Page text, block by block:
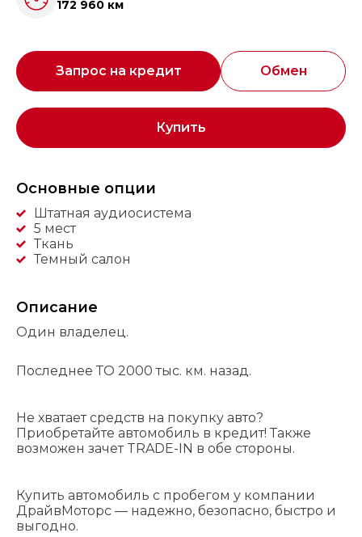
172 960 км
Запрос на кредит Обмен
Купить
Основные опции
Штатная аудиосистема
5 мест
Ткань
Темный салон
Описание
Один владелец.
Последнее ТО 2000 тыс. км. назад.
Не хватает средств на покупку авто?
Приобретайте автомобиль в кредит! Также
возможен зачет TRADE-IN в обе стороны.
Купить автомобиль с пробегом у компании
ДрайвМоторс — надежно, безопасно, быстро и
выгодно.